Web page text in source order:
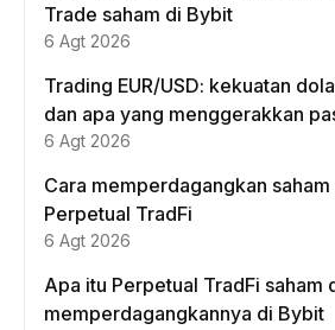
Trade saham di Bybit
6 Agt 2026
Trading EUR/USD: kekuatan
dan apa yang menggerakkan
6 Agt 2026
Cara memperdagangkan
Perpetual TradFi
6 Agt 2026
Apa itu Perpetual TradFi saham
memperdagangkannya di Bybit